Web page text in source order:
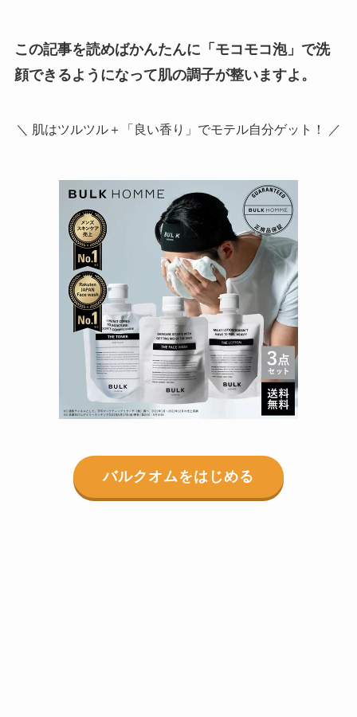
この記事を読めばかんたんに 「モコモコ泡」で洗
顔できるようになって肌の調子が整いますよ。
＼ 肌はツルツル＋「良い香り」でモテル自分ゲット！ ／
バルクオムをはじめる